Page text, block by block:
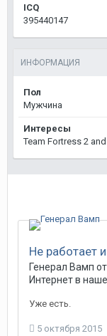
ICQ
395440147
ИНФОРМАЦИЯ
Пол
Мужчина
Интересы
Team Fortress 2
Не работает
Генерал Вамп
Интернет в
Уже есть.
5 октября 2015